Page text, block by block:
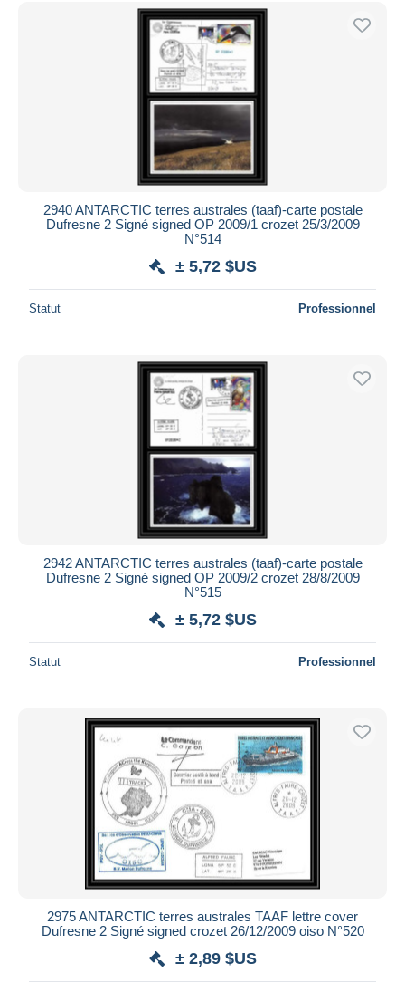
2940 ANTARCTIC terres australes (taaf)-carte postale
Dufresne 2 Signé signed OP 2009/1 crozet 25/3/2009
N°514
± 5,72 $US
Statut Professionnel
2942 ANTARCTIC terres australes (taaf)-carte postale
Dufresne 2 Signé signed OP 2009/2 crozet 28/8/2009
N°515
± 5,72 $US
Statut Professionnel
2975 ANTARCTIC terres australes TAAF lettre cover
Dufresne 2 Signé signed crozet 26/12/2009 oiso N°520
± 2,89 $US